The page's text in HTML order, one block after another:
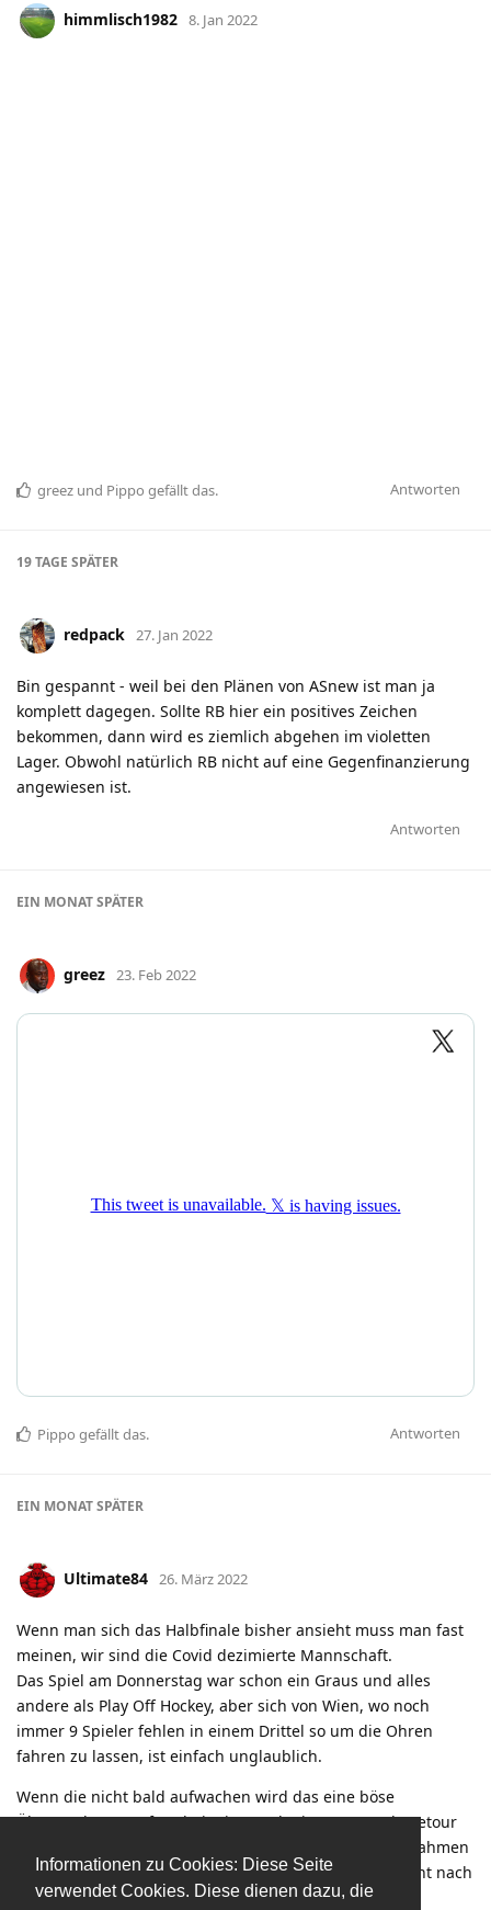
Informationen zu Cookies: Diese Seite
verwendet Cookies. Diese dienen dazu, die
himmlisch1982 8. Jan 2022
Antworten
greez und Pippo gefällt das.
19 TAGE SPÄTER
redpack 27. Jan 2022
Bin gespannt - weil bei den Plänen von ASnew ist man ja
komplett dagegen. Sollte RB hier ein positives Zeichen
bekommen, dann wird es ziemlich abgehen im violetten
Lager. Obwohl natürlich RB nicht auf eine Gegenfinanzierung
angewiesen ist.
Antworten
EIN MONATSPÄTER
greez 23. Feb 2022
Antworten
Pippo gefällt das.
EIN MONATSPÄTER
Ultimate84 26. März 2022
Wenn man sich das Halbfinale bisher ansieht muss man fast
meinen, wir sind die Covid dezimierte Mannschaft.
Das Spiel am Donnerstag war schon ein Graus und alles
andere als Play Off Hockey, aber sich von Wien, wo noch
immer 9 Spieler fehlen in einem Drittel so um die Ohren
fahren zu lassen, ist einfach unglaublich.
Wenn die nicht bald aufwachen wird das eine böse
Überraschung, sofern bei Wien noch ein paar Cracks retour
kommen die nächsten Spiele. Da ist mit wenigen Ausnahmen
ja keiner bereit, haben die eine Woche Daumen gedreht nach
der Znoim Serie